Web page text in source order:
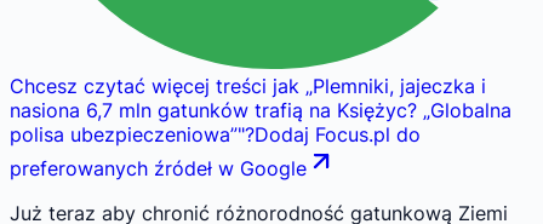
Chcesz czytać więcej treści jak „Plemniki, jajeczka i
nasiona 6,7 mln gatunków trafią na Księżyc? „Globalna
polisa ubezpieczeniowa”"?Dodaj Focus.pl do
preferowanych źródeł w Google
Już teraz aby chronić różnorodność gatunkową Ziemi